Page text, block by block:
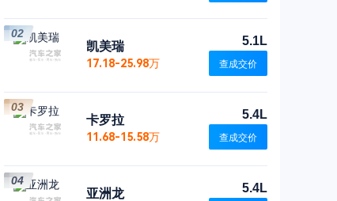
凯美瑞
17.18-25.98万
5.1L
查成交价
02
卡罗拉
11.68-15.58万
5.4L
查成交价
03
亚洲龙 5.4L
04